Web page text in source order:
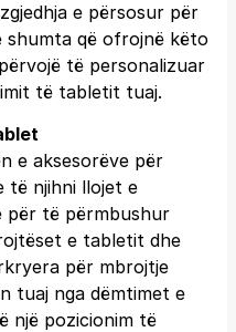
e përsosur për
shumta që ofrojnë këto
të personalizuar
të tabletit tuaj.
e aksesorëve për
të njihni llojet e
për të përmbushur
e tabletit dhe
për mbrojtje
tuaj nga dëmtimet e
një pozicionim të